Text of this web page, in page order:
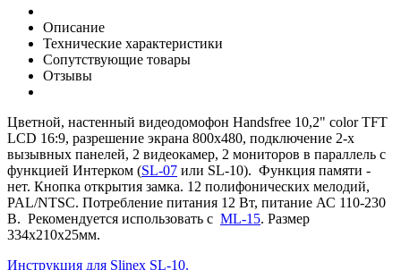
Описание
Технические характеристики
Сопутствующие товары
Отзывы
Цветной, настенный видеодомофон Handsfree 10,2" color TFT
LCD 16:9, разрешение экрана 800х480, подключение 2-х
вызывных панелей, 2 видеокамер, 2 мониторов в параллель с
функцией Интерком (SL-07 или SL-10). Функция памяти -
нет. Кнопка открытия замка. 12 полифонических мелодий,
PAL/NTSC. Потребление питания 12 Вт, питание АС 110-230
В. Рекомендуется использовать с ML-15. Размер
334х210х25мм.
Инструкция для Slinex SL-10.